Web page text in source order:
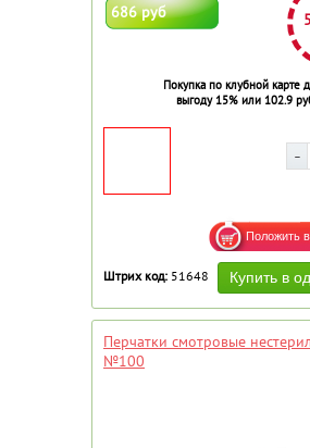
686 руб
Покупка по клубной карте
выгоду 15% или 102.9
Штрих код: 51648
Перчатки смотровые
№100